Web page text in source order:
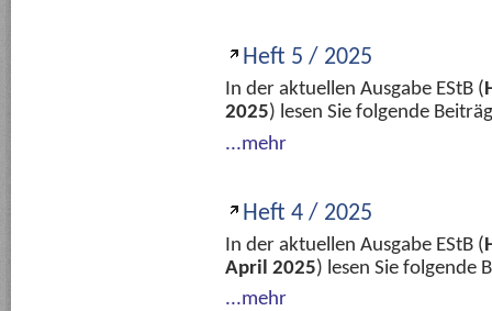
Heft 5 / 2025
In der aktuellen Ausgabe EStB (
2025) lesen Sie folgende
...mehr
Heft 4 / 2025
In der aktuellen Ausgabe EStB (
April 2025) lesen Sie folgende
...mehr